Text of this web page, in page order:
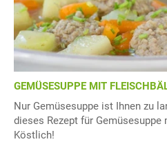
GEMÜSESUPPE MIT
Nur Gemüsesuppe ist Ihnen zu
dieses Rezept für
Köstlich!